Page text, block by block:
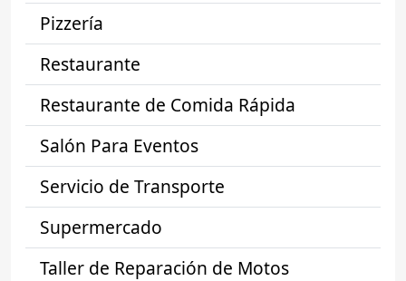
Pizzería
Restaurante
Restaurante de Comida Rápida
Salón Para Eventos
Servicio de Transporte
Supermercado
Taller de Reparación de Motos